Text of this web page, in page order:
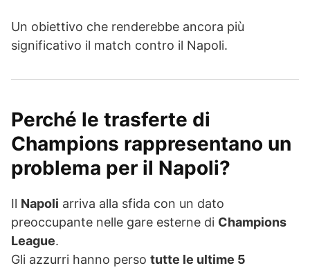
Un obiettivo che renderebbe ancora più
significativo il match contro il Napoli.
Perché le trasferte di
Champions rappresentano un
problema per il Napoli?
Il Napoli arriva alla sfida con un dato
preoccupante nelle gare esterne di Champions
League.
Gli azzurri hanno perso tutte le ultime 5